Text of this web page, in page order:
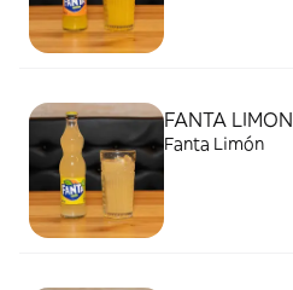
FANTA LIMON
Fanta Limón